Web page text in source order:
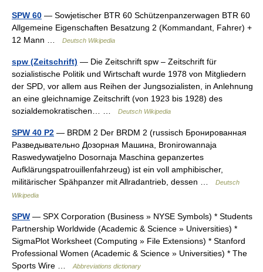
SPW 60 — Sowjetischer BTR 60 Schützenpanzerwagen BTR 60
Allgemeine Eigenschaften Besatzung 2 (Kommandant, Fahrer) +
12 Mann …
Deutsch Wikipedia
spw (Zeitschrift) — Die Zeitschrift spw – Zeitschrift für
sozialistische Politik und Wirtschaft wurde 1978 von Mitgliedern
der SPD, vor allem aus Reihen der Jungsozialisten, in Anlehnung
an eine gleichnamige Zeitschrift (von 1923 bis 1928) des
sozialdemokratischen… …
Deutsch Wikipedia
SPW 40 P2 — BRDM 2 Der BRDM 2 (russisch Бронированная
Разведывательно Дозорная Машина, Bronirowannaja
Raswedywatjelno Dosornaja Maschina gepanzertes
Aufklärungspatrouillenfahrzeug) ist ein voll amphibischer,
militärischer Spähpanzer mit Allradantrieb, dessen …
Deutsch
Wikipedia
SPW — SPX Corporation (Business » NYSE Symbols) * Students
Partnership Worldwide (Academic & Science » Universities) *
SigmaPlot Worksheet (Computing » File Extensions) * Stanford
Professional Women (Academic & Science » Universities) * The
Sports Wire …
Abbreviations dictionary